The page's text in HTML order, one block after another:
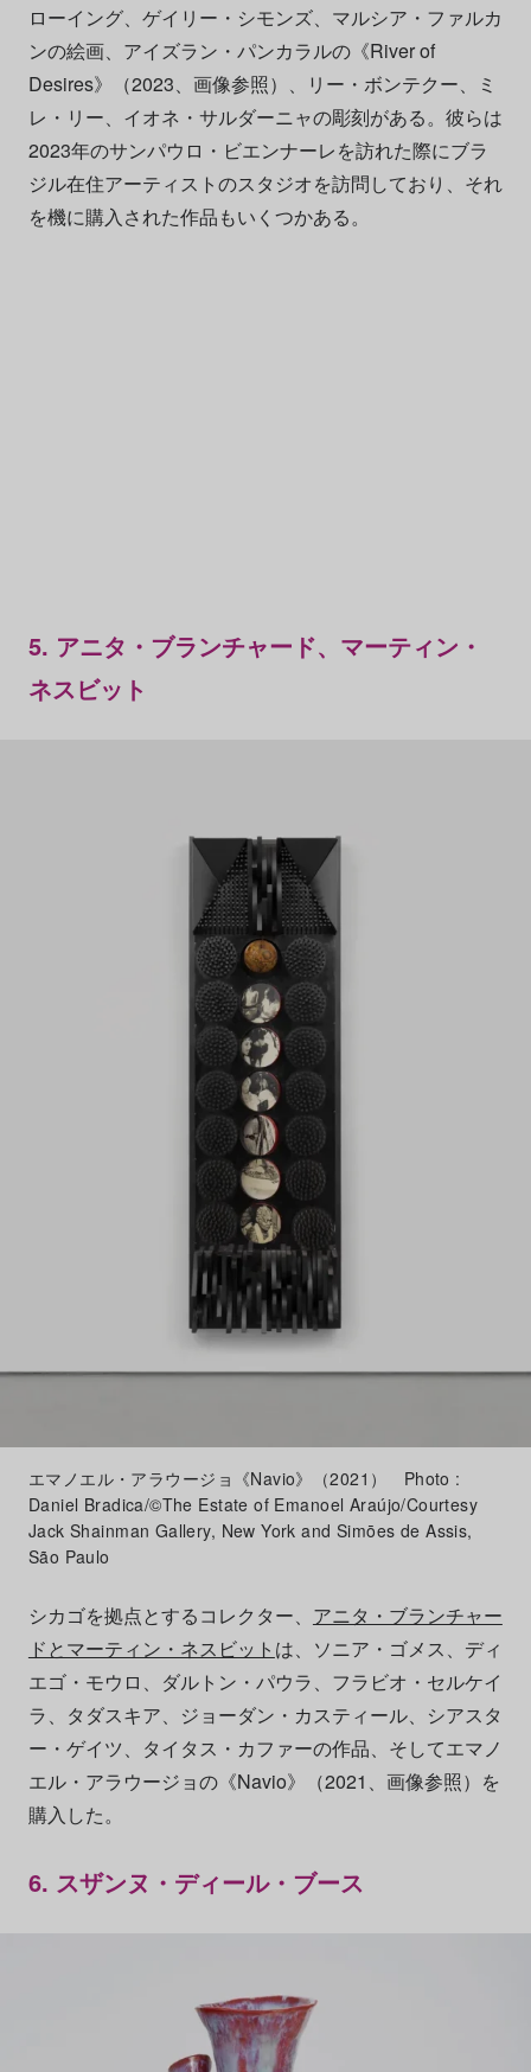
ローイング、ゲイリー・シモンズ、マルシア・ファルカ
ンの絵画、アイズラン・パンカラルの《River of
Desires》（2023、画像参照）、リー・ボンテクー、ミ
レ・リー、イオネ・サルダーニャの彫刻がある。彼らは
2023年のサンパウロ・ビエンナーレを訪れた際にブラ
ジル在住アーティストのスタジオを訪問しており、それ
を機に購入された作品もいくつかある。
5. アニタ・ブランチャード、マーティン・
ネスビット
エマノエル・アラウージョ《Navio》（2021） Photo :
Daniel Bradica/©The Estate of Emanoel Araújo/Courtesy
Jack Shainman Gallery, New York and Simōes de Assis,
São Paulo
シカゴを拠点とするコレクター、 アニタ・ブランチャー
ドとマーティン・ネスビット は、ソニア・ゴメス、ディ
エゴ・モウロ、ダルトン・パウラ、フラビオ・セルケイ
ラ、タダスキア、ジョーダン・カスティール、シアスタ
ー・ゲイツ、タイタス・カファーの作品、そしてエマノ
エル・アラウージョの《Navio》（2021、画像参照）を
購入した。
6. スザンヌ・ディール・ブース